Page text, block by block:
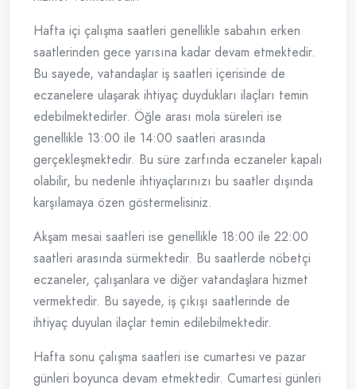
Hafta içi çalışma saatleri genellikle sabahın erken
saatlerinden gece yarısına kadar devam etmektedir.
Bu sayede, vatandaşlar iş saatleri içerisinde de
eczanelere ulaşarak ihtiyaç duydukları ilaçları temin
edebilmektedirler. Öğle arası mola süreleri ise
genellikle 13:00 ile 14:00 saatleri arasında
gerçekleşmektedir. Bu süre zarfında eczaneler kapalı
olabilir, bu nedenle ihtiyaçlarınızı bu saatler dışında
karşılamaya özen göstermelisiniz.
Akşam mesai saatleri ise genellikle 18:00 ile 22:00
saatleri arasında sürmektedir. Bu saatlerde nöbetçi
eczaneler, çalışanlara ve diğer vatandaşlara hizmet
vermektedir. Bu sayede, iş çıkışı saatlerinde de
ihtiyaç duyulan ilaçlar temin edilebilmektedir.
Hafta sonu çalışma saatleri ise cumartesi ve pazar
günleri boyunca devam etmektedir. Cumartesi günleri